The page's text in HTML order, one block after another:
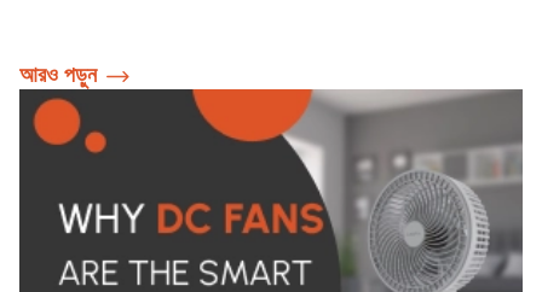
আরও পড়ুন